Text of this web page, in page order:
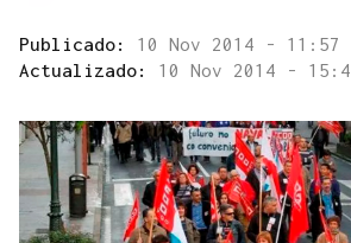
Publicado: 10 Nov 2014 - 11:57
Actualizado: 10 Nov 2014 -